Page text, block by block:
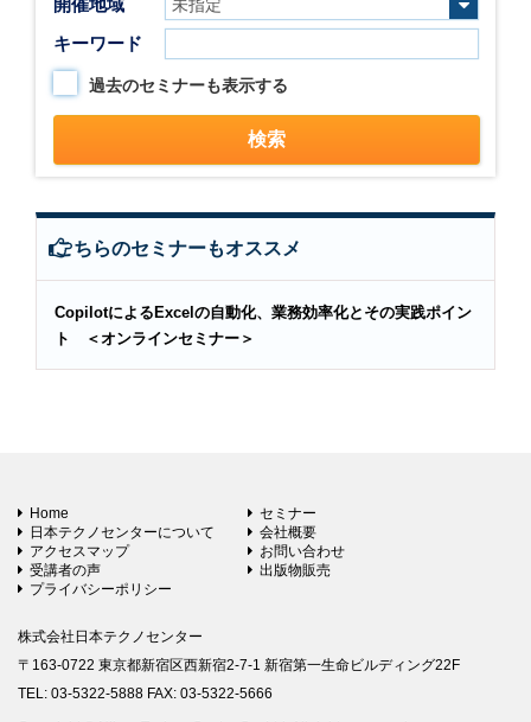
開催地域
キーワード
過去のセミナーも表示する
こちらのセミナーもオススメ
CopilotによるExcelの自動化、業務効率化とその実践ポイン
ト ＜オンラインセミナー＞
Home
セミナー
日本テクノセンターについて
会社概要
アクセスマップ
お問い合わせ
受講者の声
出版物販売
プライバシーポリシー
株式会社日本テクノセンター
〒163-0722 東京都新宿区西新宿2-7-1 新宿第一生命ビルディング22F
TEL: 03-5322-5888 FAX: 03-5322-5666